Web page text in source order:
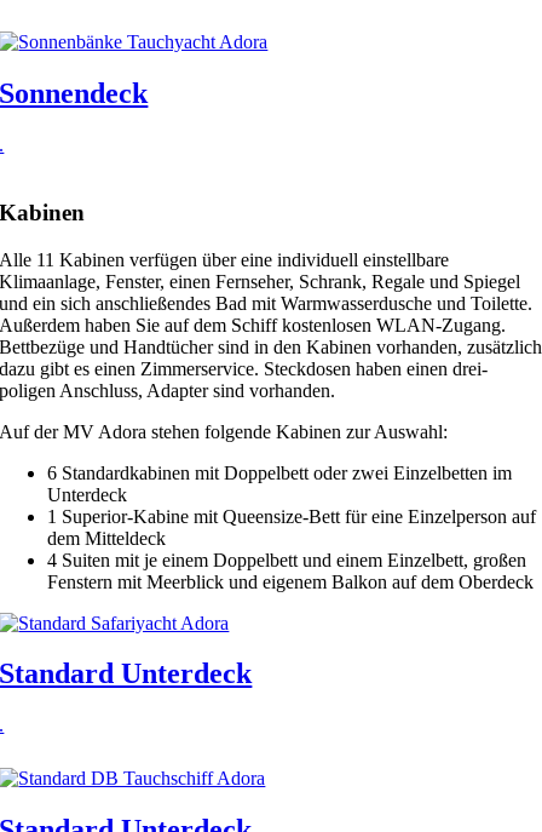
Sonnendeck
.
Kabinen
Alle 11 Kabinen verfügen über eine individuell einstellbare
Klimaanlage, Fenster, einen Fernseher, Schrank, Regale und Spiegel
und ein sich anschließendes Bad mit Warmwasserdusche und Toilette.
Außerdem haben Sie auf dem Schiff kostenlosen WLAN-Zugang.
Bettbezüge und Handtücher sind in den Kabinen vorhanden, zusätzlich
dazu gibt es einen Zimmerservice. Steckdosen haben einen drei-
poligen Anschluss, Adapter sind vorhanden.
Auf der MV Adora stehen folgende Kabinen zur Auswahl:
6 Standardkabinen mit Doppelbett oder zwei Einzelbetten im
Unterdeck
1 Superior-Kabine mit Queensize-Bett für eine Einzelperson auf
dem Mitteldeck
4 Suiten mit je einem Doppelbett und einem Einzelbett, großen
Fenstern mit Meerblick und eigenem Balkon auf dem Oberdeck
Standard Unterdeck
.